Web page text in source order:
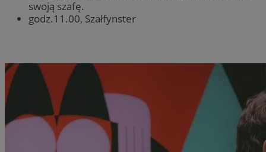
swoją szafę.
godz.11.00, Szałfynster